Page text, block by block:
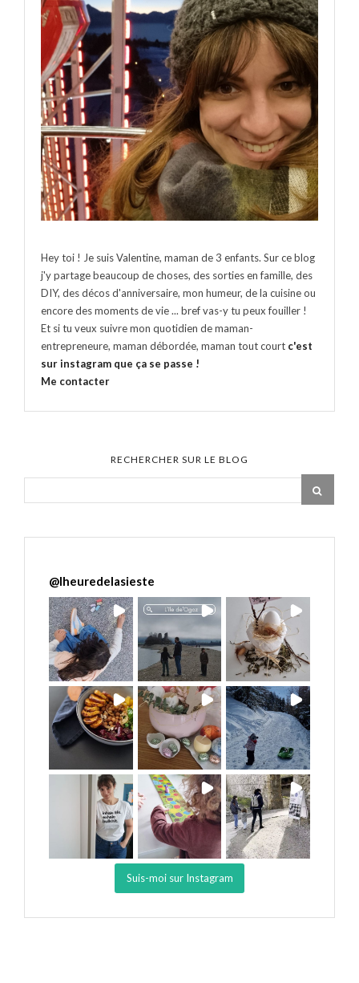
Hey toi ! Je suis Valentine, maman de 3 enfants. Sur ce blog
j'y partage beaucoup de choses, des sorties en famille, des
DIY, des décos d'anniversaire, mon humeur, de la cuisine ou
encore des moments de vie ... bref vas-y tu peux fouiller !
Et si tu veux suivre mon quotidien de maman-
entrepreneure, maman débordée, maman tout court c'est
sur instagram que ça se passe !
Me contacter
RECHERCHER SUR LE BLOG
@lheuredelasieste
Suis-moi sur Instagram